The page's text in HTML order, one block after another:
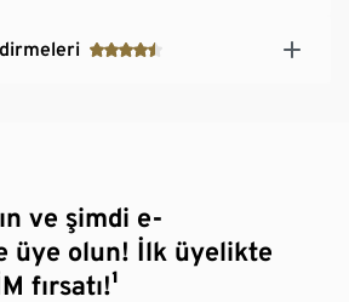
ve şimdi e-
üye olun! İlk üyelikte
fırsatı!¹